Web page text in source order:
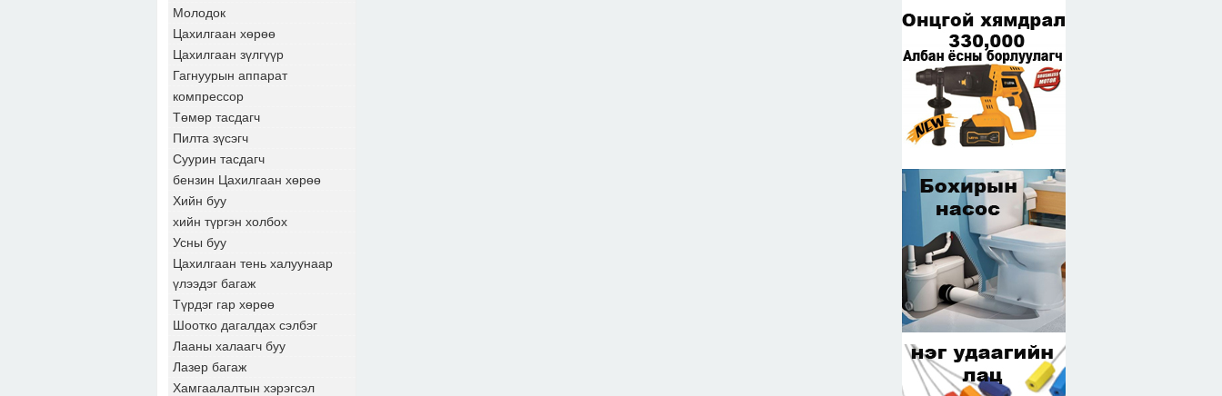
Молодок
Цахилгаан хөрөө
Цахилгаан зүлгүүр
Гагнуурын аппарат
компрессор
Төмөр тасдагч
Пилта зүсэгч
Суурин тасдагч
бензин Цахилгаан хөрөө
Хийн буу
хийн түргэн холбох
Усны буу
Цахилгаан тень халуунаар
үлээдэг багаж
Түрдэг гар хөрөө
Шоотко дагалдах сэлбэг
Лааны халаагч буу
Лазер багаж
Хамгаалалтын хэрэгсэл